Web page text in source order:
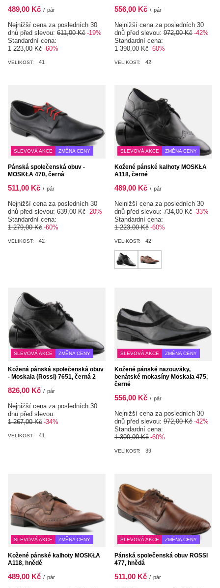
489,00 Kč / pár
Nejnižší cena za posledních 30
dnů před slevou: 611,00 Kč -19%
Standardní cena:
1 223,00 Kč -60%
VELIKOST: 41
556,00 Kč / pár
Nejnižší cena za posledních 30
dnů před slevou: 972,00 Kč -42%
Standardní cena:
1 390,00 Kč -60%
VELIKOST: 42
SLEVOVÁ AKCE ZMĚNA CENY
Pánská společenská obuv -
MOSKŁA 470, černá
511,00 Kč / pár
Nejnižší cena za posledních 30
dnů před slevou: 639,00 Kč -20%
Standardní cena:
1 279,00 Kč -60%
VELIKOST: 42
SLEVOVÁ AKCE ZMĚNA CENY
Kožené pánské kalhoty MOSKŁA
A118, černé
489,00 Kč / pár
Nejnižší cena za posledních 30
dnů před slevou: 734,00 Kč -33%
Standardní cena:
1 223,00 Kč -60%
VELIKOST: 42
SLEVOVÁ AKCE ZMĚNA CENY
Kožená pánská společenská obuv
- Moskała (Rossi) 7651, černá 2
826,00 Kč / pár
Nejnižší cena za posledních 30
dnů před slevou:
1 267,00 Kč -34%
VELIKOST: 41
SLEVOVÁ AKCE ZMĚNA CENY
Kožené pánské nazouváky,
benátské mokasíny Moskała 475,
černé
556,00 Kč / pár
Nejnižší cena za posledních 30
dnů před slevou: 972,00 Kč -42%
Standardní cena:
1 390,00 Kč -60%
VELIKOST: 39
SLEVOVÁ AKCE ZMĚNA CENY
Kožené pánské kalhoty MOSKŁA
A118, hnědé
489,00 Kč / pár
SLEVOVÁ AKCE ZMĚNA CENY
Pánská společenská obuv ROSSI
477, hnědá
511,00 Kč / pár